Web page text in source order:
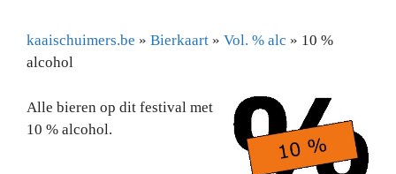
kaaischuimers.be » Bierkaart » Vol. % alc » 10 %
alcohol
Alle bieren op dit festival met
10 % alcohol.